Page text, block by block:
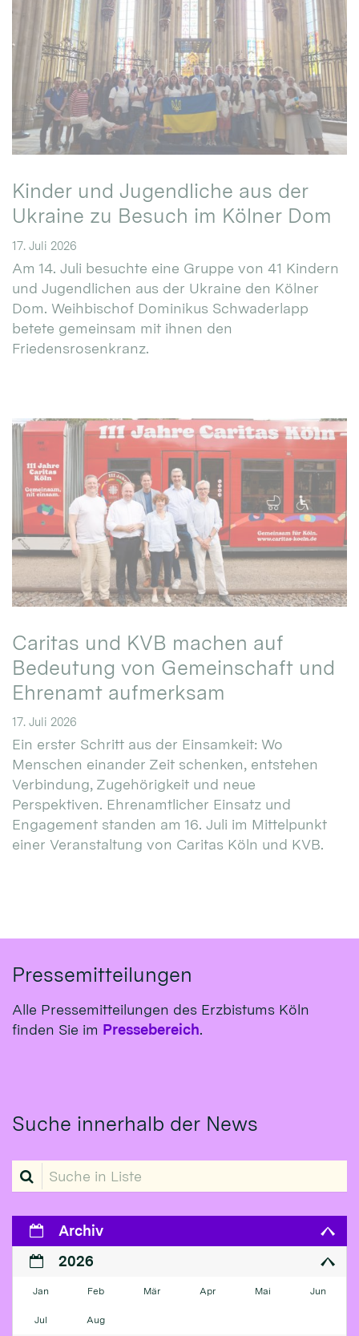
Kinder und Jugendliche aus der
Ukraine zu Besuch im Kölner Dom
17. Juli 2026
Am 14. Juli besuchte eine Gruppe von 41 Kindern
und Jugendlichen aus der Ukraine den Kölner
Dom. Weihbischof Dominikus Schwaderlapp
betete gemeinsam mit ihnen den
Friedensrosenkranz.
Caritas und KVB machen auf
Bedeutung von Gemeinschaft und
Ehrenamt aufmerksam
17. Juli 2026
Ein erster Schritt aus der Einsamkeit: Wo
Menschen einander Zeit schenken, entstehen
Verbindung, Zugehörigkeit und neue
Perspektiven. Ehrenamtlicher Einsatz und
Engagement standen am 16. Juli im Mittelpunkt
einer Veranstaltung von Caritas Köln und KVB.
Pressemitteilungen
Alle Pressemitteilungen des Erzbistums Köln
finden Sie im Pressebereich.
Suche innerhalb der News
Suche in Liste
Archiv
2026
Jan Feb Mär Apr Mai Jun
Jul Aug